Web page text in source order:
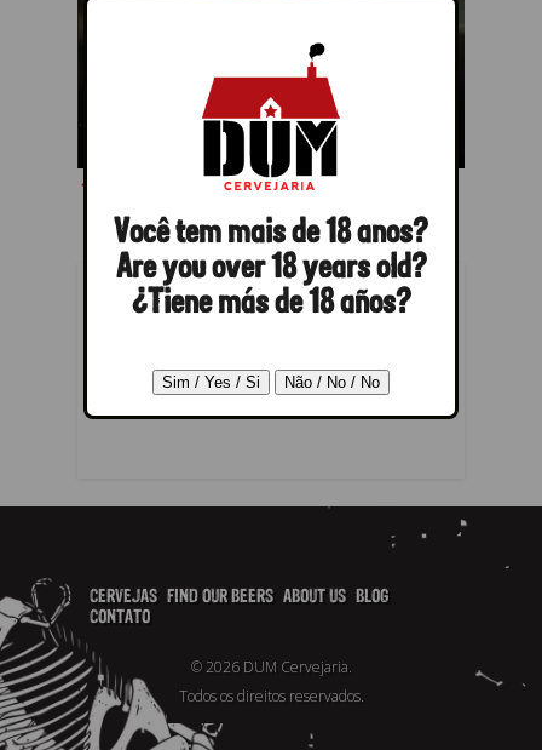
← Previous Next →
You must belogged into post a
comment.
CERVEJAS FIND OUR BEERS ABOUT US
BLOG
CONTATO
© 2026 DUM Cervejaria.
Todos os direitos reservados.
Você tem mais de 18 anos?
Are you over 18 years old?
¿Tiene más de 18 años?